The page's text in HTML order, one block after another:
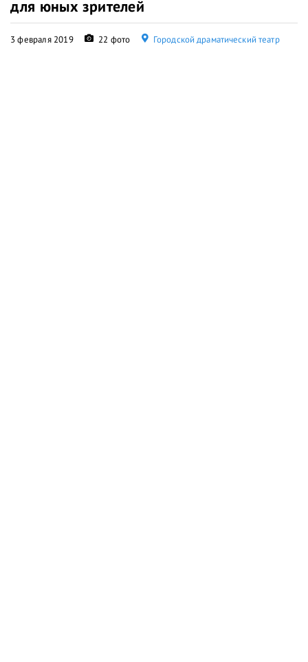
для юных зрителей
3 февраля 2019 22 фото Городской драматический театр